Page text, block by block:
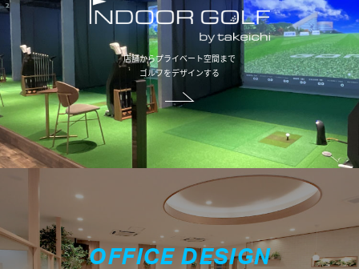
店舗からプライベート空間まで
ゴルフをデザインする
OFFICE DESIGN